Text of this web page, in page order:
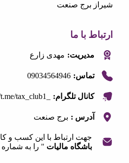
برج صنعت
با ما
مدیریت: مهدی زارع
تماس: 09034564946
کانال تلگرام: https://t.me/tax_club1_
آدرس : برج صنعت
جهت ارتباط با این کسب و کار عبارت "
باشگاه مالیات" را به شماره 10008590